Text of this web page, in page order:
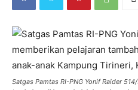
Satgas Pamtas RI-PNG Yonif Raider